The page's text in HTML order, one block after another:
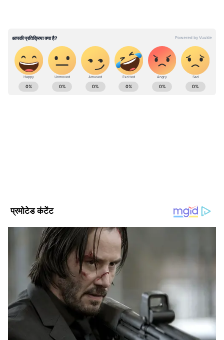
Related Articles
इस्लाम का ‘दुश्मन’, कानून का भगोड़ा! 31 साल तक सलीम
वास्तिक ने कैसे खेला धोखे का खेल?
‘YOU SHUT UP’ एक मिनट में 10 बार चिल्लाई हरदोई की
प्रिंसिपल! बाहर से किताब खरीदना पड़ा भारी
ABOUT THE AUTHOR